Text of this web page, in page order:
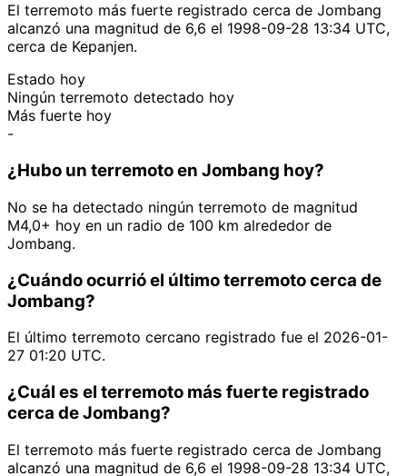
El terremoto más fuerte registrado cerca de Jombang
alcanzó una magnitud de 6,6 el 1998-09-28 13:34 UTC,
cerca de Kepanjen.
Estado hoy
Ningún terremoto detectado hoy
Más fuerte hoy
-
¿Hubo un terremoto en Jombang hoy?
No se ha detectado ningún terremoto de magnitud
M4,0+ hoy en un radio de 100 km alrededor de
Jombang.
¿Cuándo ocurrió el último terremoto cerca de
Jombang?
El último terremoto cercano registrado fue el 2026-01-
27 01:20 UTC.
¿Cuál es el terremoto más fuerte registrado
cerca de Jombang?
El terremoto más fuerte registrado cerca de Jombang
alcanzó una magnitud de 6,6 el 1998-09-28 13:34 UTC,